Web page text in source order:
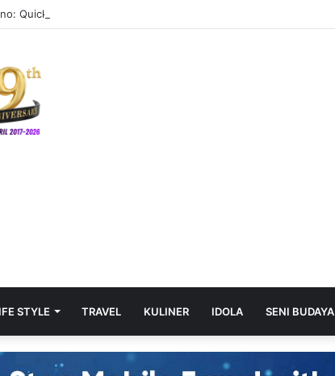
Quick‑Hit Slots en Snelle Winsten voor de Pulse‑Driven Player
STYLE TRAVEL KULINER IDOLA SENI BUDAYA